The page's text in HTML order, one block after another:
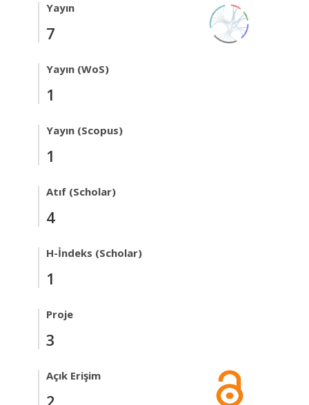
Yayın
7
Yayın (WoS)
1
Yayın (Scopus)
1
Atıf (Scholar)
4
H-İndeks (Scholar)
1
Proje
3
Açık Erişim